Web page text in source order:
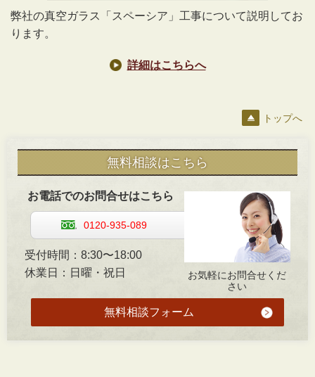
弊社の真空ガラス「スペーシア」工事について説明してお
ります。
詳細はこちらへ
トップへ
無料相談はこちら
お気軽にお問合せくだ
さい
お電話でのお問合せはこちら
0120-935-089
受付時間：8:30〜18:00
休業日：日曜・祝日
無料相談フォーム